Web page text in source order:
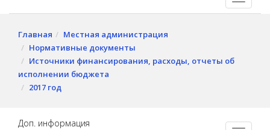
Главная
Местная администрация
Нормативные документы
Источники финансирования, расходы, отчеты об
исполнении бюджета
2017 год
Доп. информация